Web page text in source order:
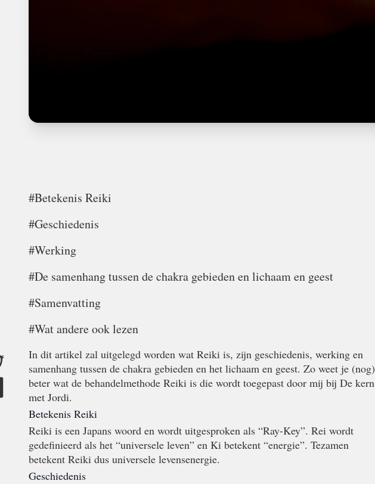
#Betekenis Reiki
#Geschiedenis
#Werking
#De samenhang tussen de chakra gebieden en lichaam en geest
#Samenvatting
#Wat andere ook lezen
In dit artikel zal uitgelegd worden wat Reiki is, zijn geschiedenis, werking en
samenhang tussen de chakra gebieden en het lichaam en geest. Zo weet je (nog)
beter wat de behandelmethode Reiki is die wordt toegepast door mij bij De kern
met Jordi.
Betekenis Reiki
Reiki is een Japans woord en wordt uitgesproken als “Ray-Key”. Rei wordt
gedefinieerd als het “universele leven” en Ki betekent “energie”. Tezamen
betekent Reiki dus universele levensenergie.
Geschiedenis